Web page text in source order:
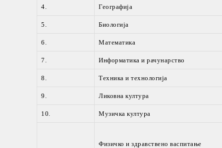
4. Географија
5. Биологија
6. Математика
7. Информатика и рачунарство
8. Техника и технологија
9. Ликовна култура
10. Музичка култура
Физичко и здравствено васпитање